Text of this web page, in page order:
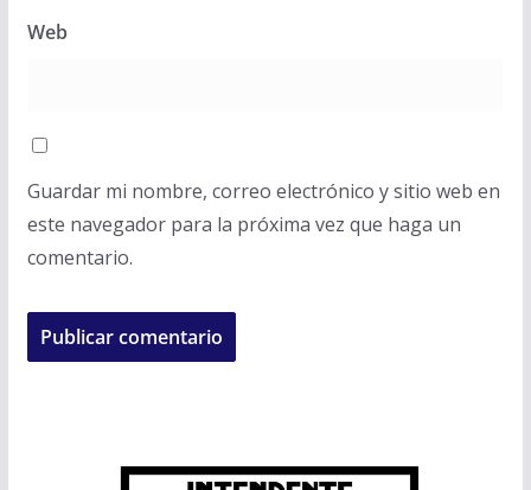
Web
Guardar mi nombre, correo electrónico y sitio web en
este navegador para la próxima vez que haga un
comentario.